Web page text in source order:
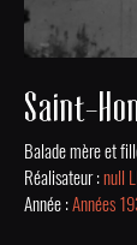
Saint-
Réalisateur :null
Année :Années